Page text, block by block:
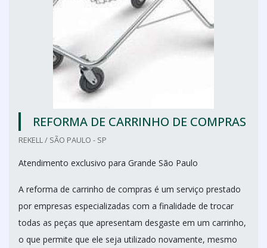
REFORMA DE CARRINHO DE COMPRAS
REKELL / SÃO PAULO - SP
Atendimento exclusivo para Grande São Paulo
A reforma de carrinho de compras é um serviço prestado
por empresas especializadas com a finalidade de trocar
todas as peças que apresentam desgaste em um carrinho,
o que permite que ele seja utilizado novamente, mesmo